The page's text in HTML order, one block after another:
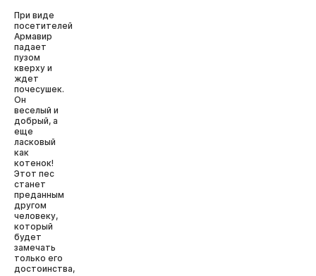
При виде
посетителей
Армавир
падает
пузом
кверху и
ждет
почесушек.
Он
веселый и
добрый, а
еще
ласковый
как
котенок!
Этот пес
станет
преданным
другом
человеку,
который
будет
замечать
только его
достоинства,